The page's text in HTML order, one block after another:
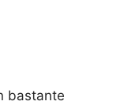
bastante